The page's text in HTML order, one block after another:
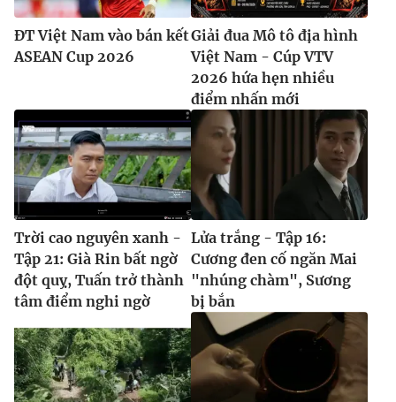
ĐT Việt Nam vào bán kết
ASEAN Cup 2026
Giải đua Mô tô địa hình
Việt Nam - Cúp VTV
2026 hứa hẹn nhiều
điểm nhấn mới
Trời cao nguyên xanh -
Tập 21: Già Rin bất ngờ
đột quỵ, Tuấn trở thành
tâm điểm nghi ngờ
Lửa trắng - Tập 16:
Cương đen cố ngăn Mai
"nhúng chàm", Sương
bị bắn